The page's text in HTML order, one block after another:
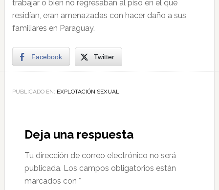
trabajar o bien no regresaban al piso en el que
residían, eran amenazadas con hacer daño a sus
familiares en Paraguay.
Facebook Twitter
PUBLICADO EN: EXPLOTACIÓN SEXUAL
Deja una respuesta
Tu dirección de correo electrónico no será
publicada. Los campos obligatorios están
marcados con *